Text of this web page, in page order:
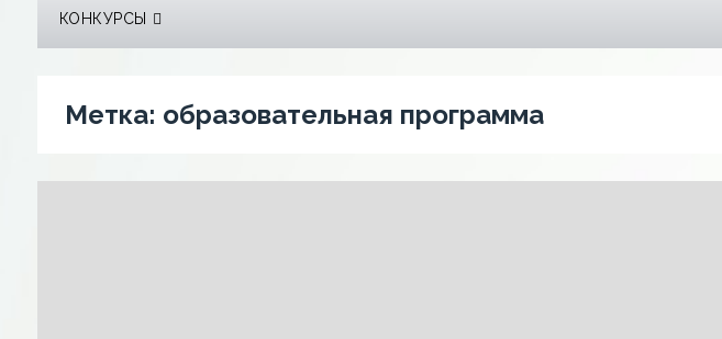
КОНКУРСЫ
Метка: образовательная программа